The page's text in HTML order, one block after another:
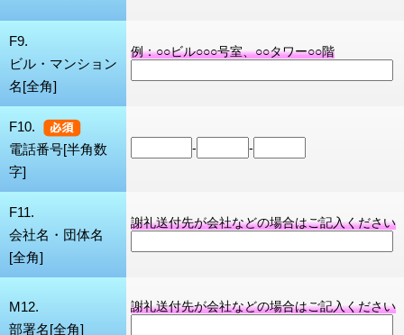
F9.
ビル・マンション
名[全角]
例：○○ビル○○○号室、○○タワー○○階
F10.
電話番号[半角数
字]
- -
F11.
会社名・団体名
[全角]
謝礼送付先が会社などの場合はご記入ください
M12.
部署名[全角]
謝礼送付先が会社などの場合はご記入ください